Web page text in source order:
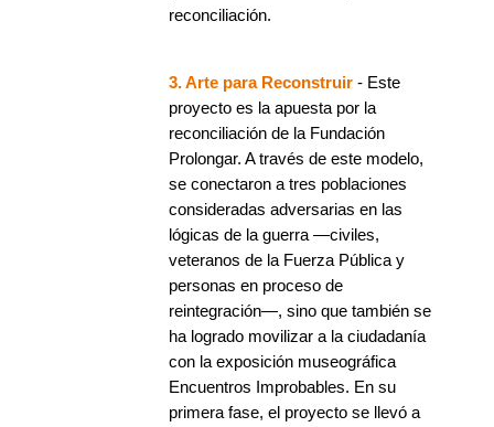
reconciliación.
3. Arte para Reconstruir - Este
proyecto es la apuesta por la
reconciliación de la Fundación
Prolongar. A través de este modelo,
se conectaron a tres poblaciones
consideradas adversarias en las
lógicas de la guerra —civiles,
veteranos de la Fuerza Pública y
personas en proceso de
reintegración—, sino que también se
ha logrado movilizar a la ciudadanía
con la exposición museográfica
Encuentros Improbables. En su
primera fase, el proyecto se llevó a